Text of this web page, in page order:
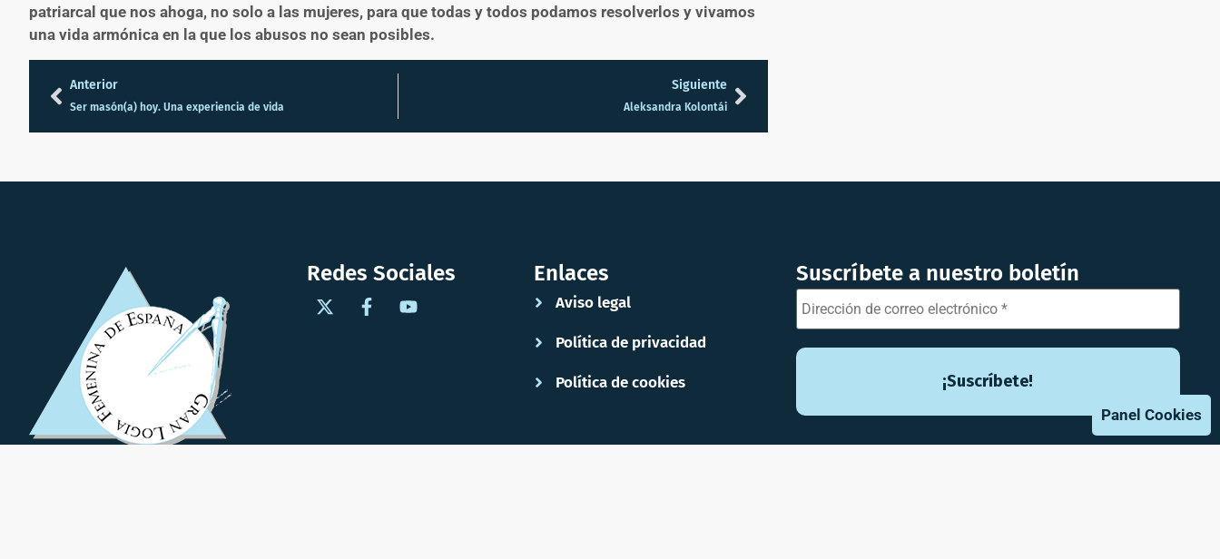
patriarcal que nos ahoga, no solo a las mujeres, para que todas y todos podamos resolverlos y vivamos
una vida armónica en la que los abusos no sean posibles.
Anterior
Ser masón(a) hoy. Una experiencia de vida
Siguiente
Aleksandra Kolontái
Redes Sociales Enlaces
Aviso legal
Política de privacidad
Política de cookies
Suscríbete a nuestro boletín
Panel Cookies